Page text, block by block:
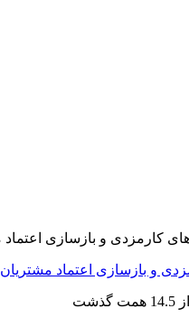
و بازسازی اعتماد مشتریان